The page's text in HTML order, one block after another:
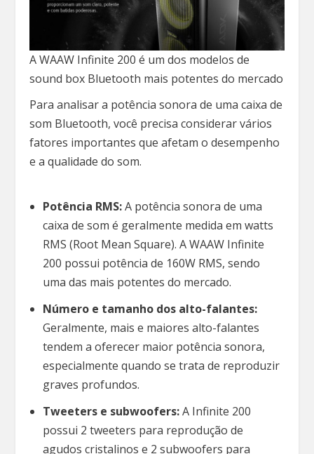
A WAAW Infinite 200 é um dos modelos de
sound box Bluetooth mais potentes do mercado
Para analisar a potência sonora de uma caixa de
som Bluetooth, você precisa considerar vários
fatores importantes que afetam o desempenho
e a qualidade do som.
Potência RMS:A potência sonora de uma
caixa de som é geralmente medida em watts
RMS (Root Mean Square). A WAAW Infinite
200 possui potência de 160W RMS, sendo
uma das mais potentes do mercado.
Número e tamanho dos alto-falantes:
Geralmente, mais e maiores alto-falantes
tendem a oferecer maior potência sonora,
especialmente quando se trata de reproduzir
graves profundos.
Tweeters e subwoofers:A Infinite 200
possui 2 tweeters para reprodução de
agudos cristalinos e 2 subwoofers para